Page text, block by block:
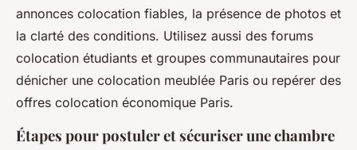
annonces colocation fiables, la présence de photos et
la clarté des conditions. Utilisez aussi des forums
colocation étudiants et groupes communautaires pour
dénicher une colocation meublée Paris ou repérer des
offres colocation économique Paris.
Étapes pour postuler et sécuriser une chambre